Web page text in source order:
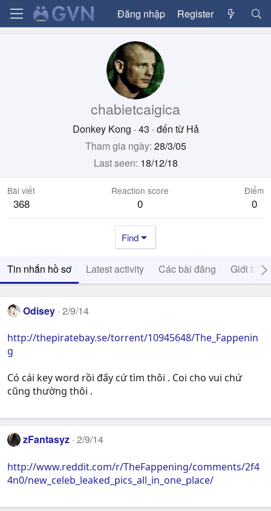
Đăng nhập Register
chabietcaigica
Donkey Kong · 43 · đến từ Hả
Tham gia ngày 28/3/05
Last seen 18/12/18
Bài viết
368
Reaction score
0
Điểm
0
Find
Tin nhắn hồ sơ Latest activity Các bài đăng Giới thiệu
Odisey 2/9/14
http://thepiratebay.se/torrent/10945648/The_Fappenin
g
Có cái key word rồi đấy cứ tìm thôi . Coi cho vui chứ
cũng thường thôi .
zFantasyz 2/9/14
http://www.reddit.com/r/TheFappening/comments/2f4
4n0/new_celeb_leaked_pics_all_in_one_place/